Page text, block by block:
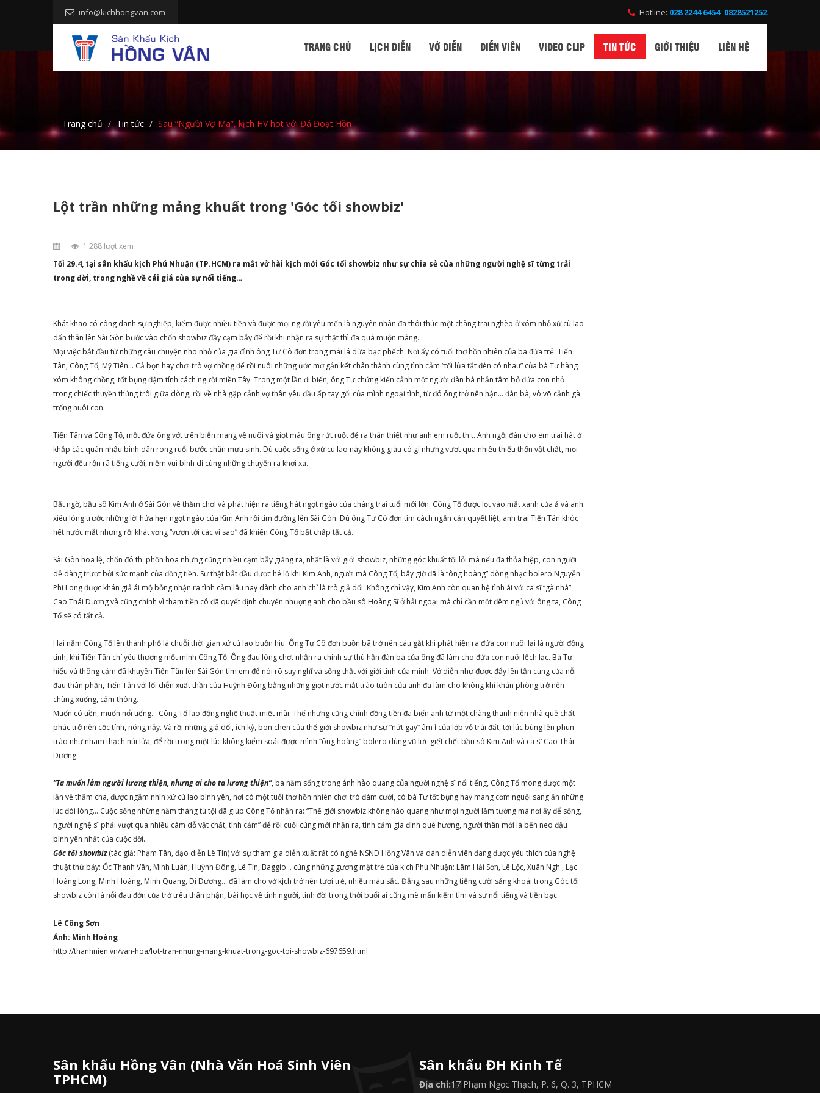
info@kichhongvan.com Hotline: 028 2244 6454- 0828521252
TRANG CHỦ LỊCH DIỄN VỞ DIỄN DIỄN VIÊN VIDEO CLIP TIN TỨC GIỚI THIỆU LIÊN HỆ
Trang chủ Tin tức Sau “Người Vợ Ma”, kịch HV hot với Đá Đoạt Hồn
Lột trần những mảng khuất trong 'Góc tối showbiz'
1.288 lượt xem
Tối 29.4, tại sân khấu kịch Phú Nhuận (TP.HCM) ra mắt vở hài kịch mới Góc tối showbiz như sự chia sẻ của những người nghệ sĩ từng trải
trong đời, trong nghề về cái giá của sự nổi tiếng…
Khát khao có công danh sự nghiệp, kiếm được nhiều tiền và được mọi người yêu mến là nguyên nhân đã thôi thúc một chàng trai nghèo ở xóm nhỏ xứ cù lao
dấn thân lên Sài Gòn bước vào chốn showbiz đầy cạm bẫy để rồi khi nhận ra sự thật thì đã quá muộn màng…
Mọi việc bắt đầu từ những câu chuyện nho nhỏ của gia đình ông Tư Cô đơn trong mái lá dừa bạc phếch. Nơi ấy có tuổi thơ hồn nhiên của ba đứa trẻ: Tiến
Tân, Công Tố, Mỹ Tiên… Cả bọn hay chơi trò vợ chồng để rồi nuôi những ước mơ gắn kết chân thành cùng tình cảm “tối lửa tắt đèn có nhau” của bà Tư hàng
xóm không chồng, tốt bụng đậm tính cách người miền Tây. Trong một lần đi biển, ông Tư chứng kiến cảnh một người đàn bà nhẫn tâm bỏ đứa con nhỏ
trong chiếc thuyền thúng trôi giữa dòng, rồi về nhà gặp cảnh vợ thân yêu đầu ấp tay gối của mình ngoại tình, từ đó ông trở nên hận… đàn bà, vò võ cảnh gà
trống nuôi con.
Tiến Tân và Công Tố, một đứa ông vớt trên biển mang về nuôi và giọt máu ông rứt ruột đẻ ra thân thiết như anh em ruột thịt. Anh ngồi đàn cho em trai hát ở
khắp các quán nhậu bình dân rong ruổi bước chân mưu sinh. Dù cuộc sống ở xứ cù lao này không giàu có gì nhưng vượt qua nhiều thiếu thốn vật chất, mọi
người đều rộn rã tiếng cười, niềm vui bình dị cùng những chuyến ra khơi xa.
Bất ngờ, bầu sô Kim Anh ở Sài Gòn về thăm chơi và phát hiện ra tiếng hát ngọt ngào của chàng trai tuổi mới lớn. Công Tố được lọt vào mắt xanh của ả và anh
xiêu lòng trước những lời hứa hẹn ngọt ngào của Kim Anh rồi tìm đường lên Sài Gòn. Dù ông Tư Cô đơn tìm cách ngăn cản quyết liệt, anh trai Tiến Tân khóc
hết nước mắt nhưng rồi khát vọng “vươn tới các vì sao” đã khiến Công Tố bất chấp tất cả.
Sài Gòn hoa lệ, chốn đô thị phồn hoa nhưng cũng nhiều cạm bẫy giăng ra, nhất là với giới showbiz, những góc khuất tội lỗi mà nếu đã thỏa hiệp, con người
dễ dàng trượt bởi sức mạnh của đồng tiền. Sự thật bắt đầu được hé lộ khi Kim Anh, người mà Công Tố, bây giờ đã là “ông hoàng” dòng nhạc bolero Nguyễn
Phi Long được khán giả ái mộ bỗng nhận ra tình cảm lâu nay dành cho anh chỉ là trò giả dối. Không chỉ vậy, Kim Anh còn quan hệ tình ái với ca sĩ “gà nhà”
Cao Thái Dương và cũng chính vì tham tiền cô đã quyết định chuyển nhượng anh cho bầu sô Hoàng Sĩ ở hải ngoại mà chỉ cần một đêm ngủ với ông ta, Công
Tố sẽ có tất cả.
Hai năm Công Tố lên thành phố là chuỗi thời gian xứ cù lao buồn hiu. Ông Tư Cô đơn buồn bã trở nên cáu gắt khi phát hiện ra đứa con nuôi lại là người đồng
tính, khi Tiến Tân chỉ yêu thương một mình Công Tố. Ông đau lòng chợt nhận ra chính sự thù hận đàn bà của ông đã làm cho đứa con nuôi lệch lạc. Bà Tư
hiểu và thông cảm đã khuyên Tiến Tân lên Sài Gòn tìm em để nói rõ suy nghĩ và sống thật với giới tính của mình. Vở diễn như được đẩy lên tận cùng của nỗi
đau thân phận, Tiến Tân với lối diễn xuất thần của Huỳnh Đông bằng những giọt nước mắt trào tuôn của anh đã làm cho không khí khán phòng trở nên
chùng xuống, cảm thông.
Muốn có tiền, muốn nổi tiếng… Công Tố lao động nghệ thuật miệt mài. Thế nhưng cũng chính đồng tiền đã biến anh từ một chàng thanh niên nhà quê chất
phác trở nên cộc tính, nóng nảy. Và rồi những giả dối, ích kỷ, bon chen của thế giới showbiz như sự “nứt gãy” âm ỉ của lớp vỏ trái đất, tới lúc bùng lên phun
trào như nham thạch núi lửa, để rồi trong một lúc không kiểm soát được mình “ông hoàng” bolero dùng vũ lực giết chết bầu sô Kim Anh và ca sĩ Cao Thái
Dương.
“Ta muốn làm người lương thiện, nhưng ai cho ta lương thiện”, ba năm sống trong ánh hào quang của người nghệ sĩ nổi tiếng, Công Tố mong được một
lần về thăm cha, được ngắm nhìn xứ cù lao bình yên, nơi có một tuổi thơ hồn nhiên chơi trò đám cưới, có bà Tư tốt bụng hay mang cơm nguội sang ăn những
lúc đói lòng… Cuộc sống những năm tháng tù tội đã giúp Công Tố nhận ra: “Thế giới showbiz không hào quang như mọi người lầm tưởng mà nơi ấy để sống,
người nghệ sĩ phải vượt qua nhiều cám dỗ vật chất, tình cảm” để rồi cuối cùng mới nhận ra, tình cảm gia đình quê hương, người thân mới là bến neo đậu
bình yên nhất của cuộc đời…
Góc tối showbiz(tác giả: Phạm Tân, đạo diễn Lê Tín) với sự tham gia diễn xuất rất có nghề NSND Hồng Vân và dàn diễn viên đang được yêu thích của nghệ
thuật thứ bảy: Ốc Thanh Vân, Minh Luân, Huỳnh Đông, Lê Tín, Baggio… cùng những gương mặt trẻ của kịch Phú Nhuận: Lâm Hải Sơn, Lê Lộc, Xuân Nghị, Lạc
Hoàng Long, Minh Hoàng, Minh Quang, Di Dương… đã làm cho vở kịch trở nên tươi trẻ, nhiều màu sắc. Đằng sau những tiếng cười sảng khoái trong Góc tối
showbiz còn là nỗi đau đớn của trớ trêu thân phận, bài học về tình người, tình đời trong thời buổi ai cũng mê mẩn kiếm tìm và sự nổi tiếng và tiền bạc.
Lê Công Sơn
Ảnh: Minh Hoàng
http://thanhnien.vn/van-hoa/lot-tran-nhung-mang-khuat-trong-goc-toi-showbiz-697659.html
Sân khấu Hồng Vân (Nhà Văn Hoá Sinh Viên
TPHCM)
Sân khấu ĐH Kinh Tế
Địa chỉ:17 Phạm Ngọc Thạch, P. 6, Q. 3, TPHCM